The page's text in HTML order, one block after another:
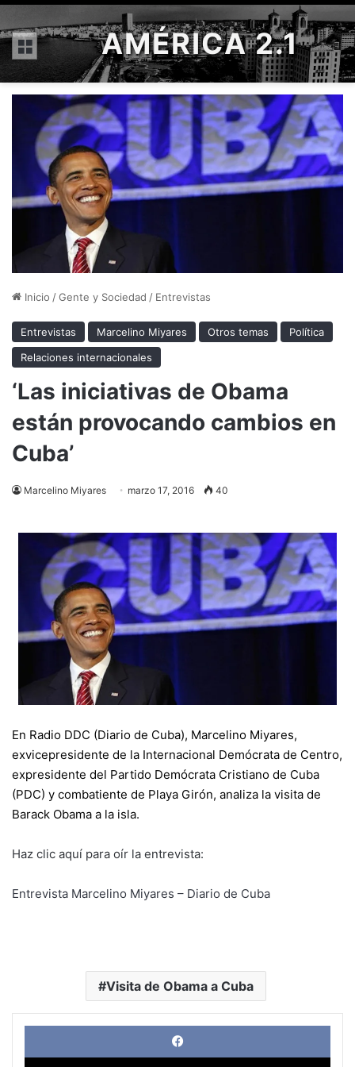
Menú AMÉRICA 2.1
Inicio /Gente y Sociedad / Entrevistas
Entrevistas Marcelino Miyares Otros temas
Política
Relaciones internacionales
‘Las iniciativas de Obama
están provocando cambios en
Cuba’
Marcelino Miyares marzo 17, 2016 40
En Radio DDC (Diario de Cuba), Marcelino Miyares,
exvicepresidente de la Internacional Demócrata de Centro,
expresidente del Partido Demócrata Cristiano de Cuba
(PDC) y combatiente de Playa Girón, analiza la visita de
Barack Obama a la isla.
Haz clic aquí para oír la entrevista:
Entrevista Marcelino Miyares – Diario de Cuba
Visita de Obama a Cuba
X